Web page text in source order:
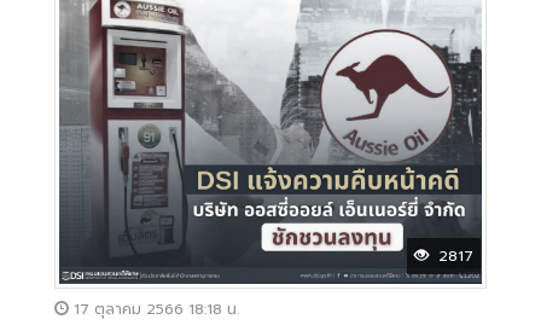
2817
17 ตุลาคม 2566 18:18 น.